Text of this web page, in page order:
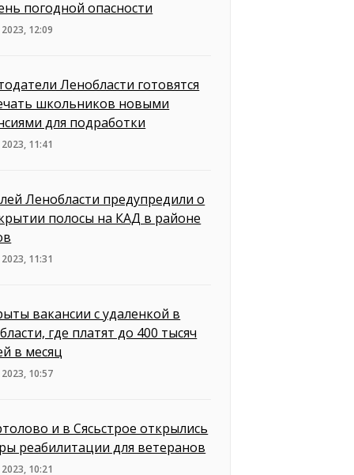
погодной опасности
12:09
Ленобласти готовятся
школьников новыми
для подработки
11:41
Ленобласти предупредили о
полосы на КАД в районе
11:31
вакансии с удаленкой в
где платят до 400 тысяч
в месяц
10:57
и в Сясьстрое открылись
реабилитации для ветеранов
10:21